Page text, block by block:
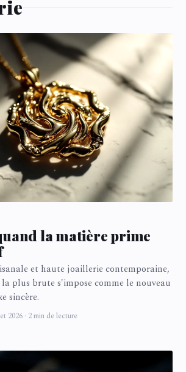
la matière prime
et haute joaillerie contemporaine,
plus brute s'impose comme le nouveau
sincère.
2026 · 2 min de lecture